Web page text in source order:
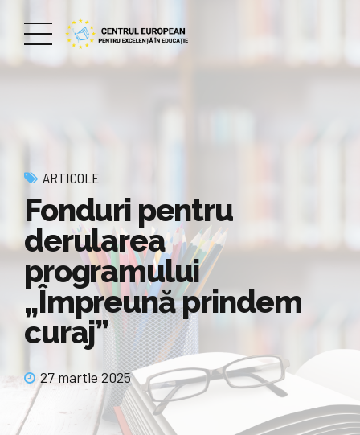
ARTICOLE
Fonduri pentru
derularea
programului
„Împreună prindem
curaj”
27 martie 2025